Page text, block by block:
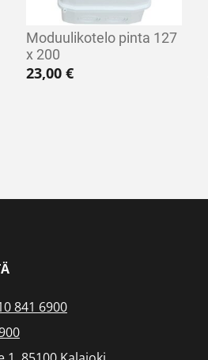
Moduulikotelo pinta 127
x 200
23,00€
841 6900